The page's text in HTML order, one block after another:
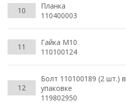
10
Планка
110400003
11
Гайка М10
110100124
12
Болт 110100189 (2 шт.) в
упаковке
119802950